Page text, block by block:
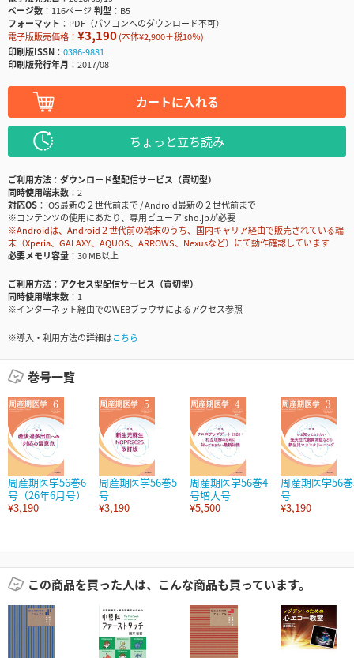
ページ数
116ページ判型
B5
フォーマット
PDF（パソコンへのダウンロード不可）
電子版販売価格： ¥3,190(本体¥2,900＋税10％)
印刷版ISSN
0386-9881
印刷版発行年月
2017/08
カートに入れる
ちょっと立ち読み
ご利用方法
ダウンロード型配信サービス（買切型）
同時使用端末数
2
対応OS
iOS最新の２世代前まで / Android最新の２世代前まで
※コンテンツの使用にあたり、専用ビューアisho.jpが必要
※Androidは、Android２世代前の端末のうち、国内キャリア経由で販売されている端
末（Xperia、GALAXY、AQUOS、ARROWS、Nexusなど）にて動作確認しています
必要メモリ容量
30 MB以上
ご利用方法
アクセス型配信サービス（買切型）
同時使用端末数
1
※インターネット経由でのWEBブラウザによるアクセス参照
※導入・利用方法の詳細はこちら
巻号一覧
周産期医学56巻6
号（26年6月号）
¥3,190
周産期医学56巻5
号
¥3,190
周産期医学56巻4
号増大号
¥5,500
周産期医学56
号
¥3,190
この商品を買った人は、こんな商品も買っています。